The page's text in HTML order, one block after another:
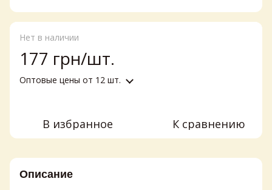
Нет в наличии
177 грн/шт.
Оптовые цены от 12 шт.
В избранное К сравнению
Описание